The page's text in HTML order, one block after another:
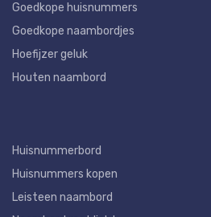
Goedkope huisnummers
Goedkope naambordjes
Hoefijzer geluk
Houten naambord
Huisnummerbord
Huisnummers kopen
Leisteen naambord